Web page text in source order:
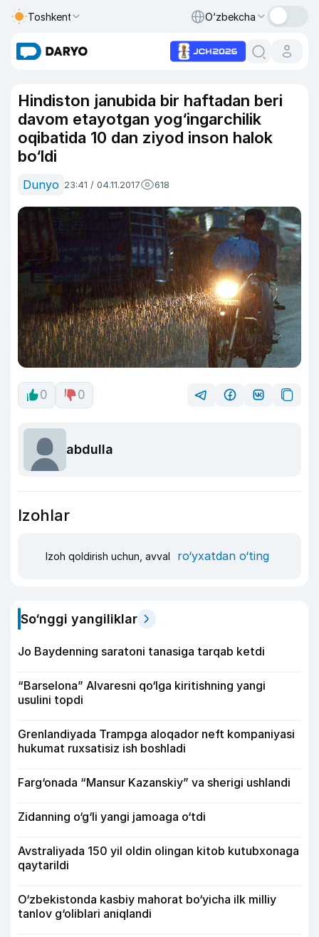
Toshkent O‘zbekcha
Hindiston janubida bir haftadan beri
davom etayotgan yog‘ingarchilik
oqibatida 10 dan ziyod inson halok
bo‘ldi
Dunyo 23:41 / 04.11.2017 618
0 0
abdulla
Izohlar
Izoh qoldirish uchun, avval ro‘yxatdan o‘ting
So‘nggi yangiliklar
Jo Baydenning saratoni tanasiga tarqab ketdi
“Barselona” Alvaresni qo‘lga kiritishning yangi
usulini topdi
Grenlandiyada Trampga aloqador neft kompaniyasi
hukumat ruxsatisiz ish boshladi
Farg‘onada “Mansur Kazanskiy” va sherigi ushlandi
Zidanning o‘g‘li yangi jamoaga o‘tdi
Avstraliyada 150 yil oldin olingan kitob kutubxonaga
qaytarildi
O‘zbekistonda kasbiy mahorat bo‘yicha ilk milliy
tanlov g‘oliblari aniqlandi